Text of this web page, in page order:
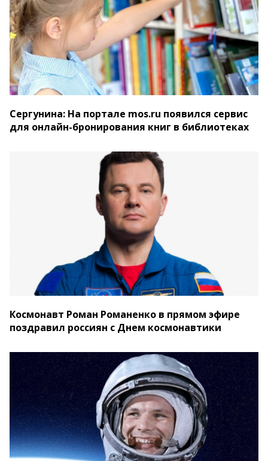
Сергунина: На портале mos.ru появился сервис
для онлайн-бронирования книг в библиотеках
Космонавт Роман Романенко в прямом эфире
поздравил россиян с Днем космонавтики